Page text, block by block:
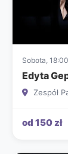
Sobota, 18:00
Edyta
Zespół
od 150 zł